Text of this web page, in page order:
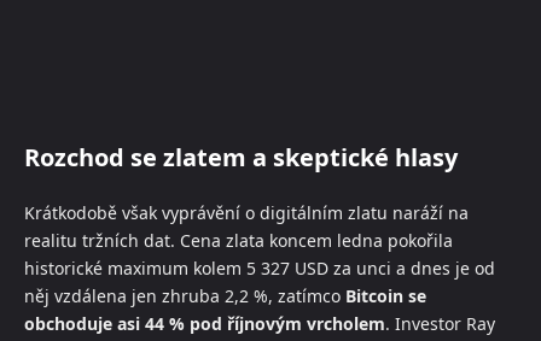
Rozchod se zlatem a skeptické hlasy
Krátkodobě však vyprávění o digitálním zlatu naráží na
realitu tržních dat. Cena zlata koncem ledna pokořila
historické maximum kolem 5 327 USD za unci a dnes je od
něj vzdálena jen zhruba 2,2 %, zatímco Bitcoin se
obchoduje asi 44 % pod říjnovým vrcholem. Investor Ray